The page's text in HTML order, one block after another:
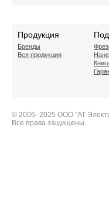
Продукция
Бренды
Вся продукция
© 2006–2025 ООО "AT-
Все права защищены.